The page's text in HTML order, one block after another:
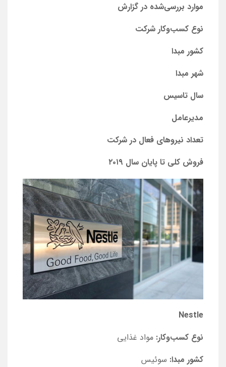
موارد بررسی‌شده در گزارش
نوع کسب‌و‌کار شرکت
کشور مبدا
شهر مبدا
سال تاسیس
مدیرعامل
تعداد نیروهای فعال در شرکت
فروش کلی تا پایان سال ۲۰۱۹
Nestle
نوع کسب‌و‌کار: مواد غذایی
کشور مبدا: سوئیس